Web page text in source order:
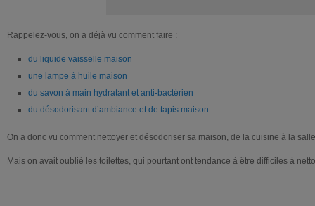
Rappelez-vous, on a déjà vu comment faire :
du liquide vaisselle maison
une lampe à huile maison
du savon à main hydratant et anti-bactérien
du désodorisant d’ambiance et de tapis maison
On a donc vu comment nettoyer et désodoriser sa maison, de la cuisine à la
Mais on avait oublié les toilettes, qui pourtant ont tendance à être difficiles à